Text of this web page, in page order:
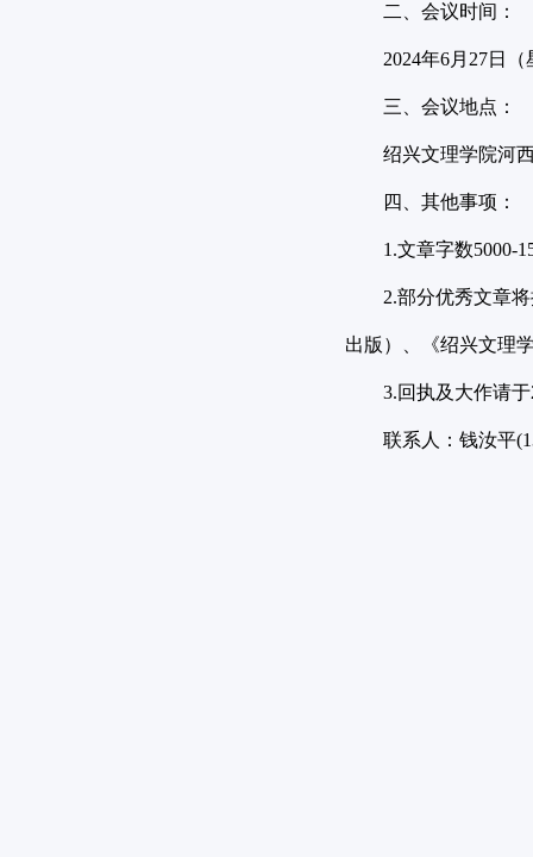
二、会议时间：
2024年6月 27日（
三、 会议地点：
绍兴文理学院河
四、其他事项：
1.文章字数5000-
2.部分优秀文章
出版）、《绍兴文理
3.回执及大作请于
联系人：钱汝平